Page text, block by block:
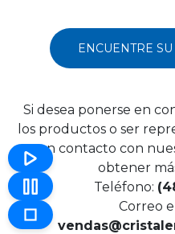
Si desea ponerse en
los productos o ser
en contacto con
obtener
Teléfono:
Correo